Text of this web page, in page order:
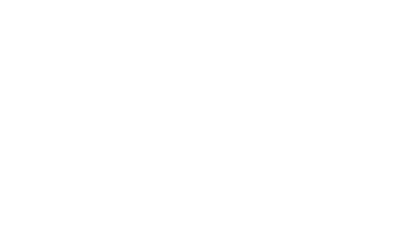
que finalicen dentro del tiempo máximo establecido
que finalicen dentro del tiempo máximo establecido
los participantes que realicen todo el recorrido y finalicen antes del tiempo